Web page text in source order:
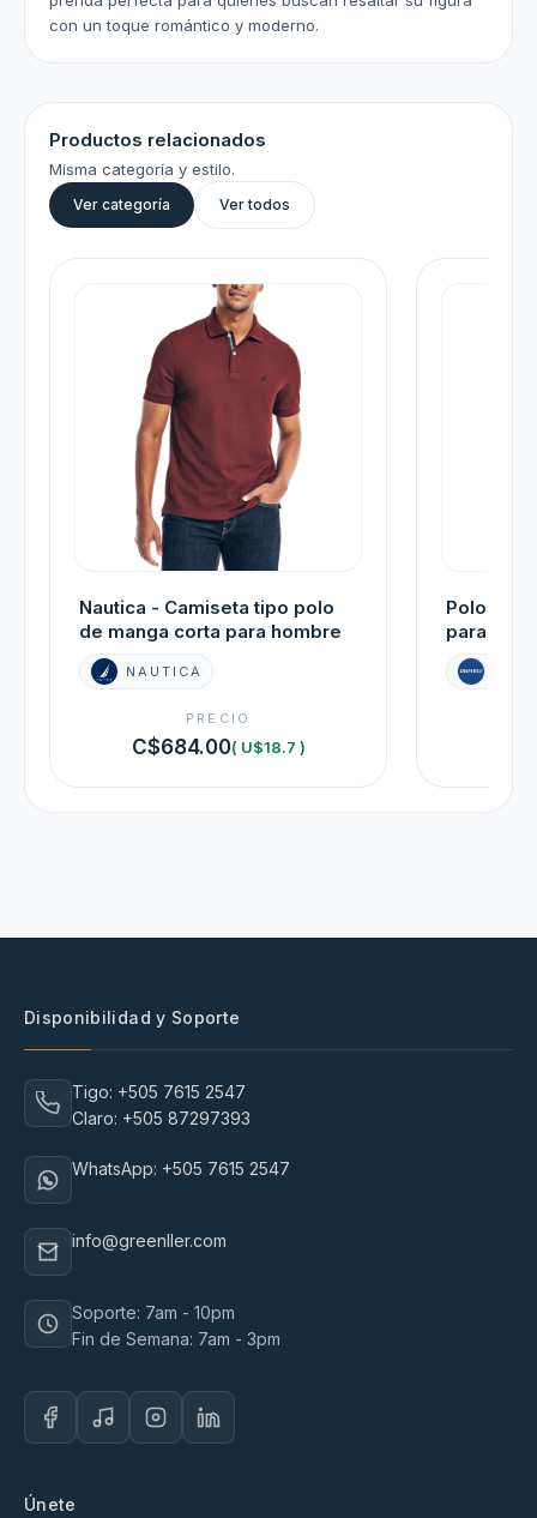
con un toque romántico y moderno.
Productos relacionados
Misma categoría y estilo.
Ver categoría Ver todos
Nautica - Camiseta tipo polo
de manga corta para hombre
NAUTICA
PRECIO
C$684.00( U$18.7 )
Polo de
para
Disponibilidad y Soporte
Tigo: +505 7615 2547
Claro: +505 87297393
WhatsApp: +505 7615 2547
info@greenller.com
Soporte: 7am - 10pm
Fin de Semana: 7am - 3pm
Únete